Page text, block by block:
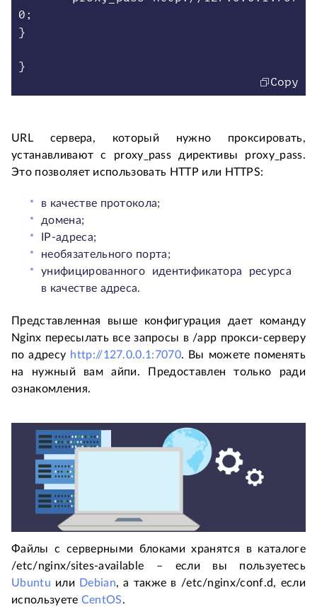
0;
}
Copy
URL сервера, который нужно проксировать,
устанавливают с proxy_pass директивы proxy_pass.
Это позволяет использовать HTTP или HTTPS:
в качестве протокола;
домена;
IP-адреса;
необязательного порта;
унифицированного идентификатора ресурса
в качестве адреса.
Представленная выше конфигурация дает команду
Nginx пересылать все запросы в /app прокси-серверу
по адресу http://127.0.0.1:7070. Вы можете поменять
на нужный вам айпи. Предоставлен только ради
ознакомления.
Файлы с серверными блоками хранятся в каталоге
/etc/nginx/sites-available – если вы пользуетесь
Ubuntu или Debian, а также в /etc/nginx/conf.d, если
используете CentOS.